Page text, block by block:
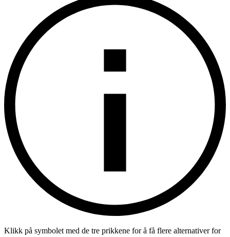
Klikk på symbolet med de tre prikkene for å få flere alternativer for